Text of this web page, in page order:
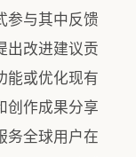
参与其中反馈
出改进建议贡
能或优化现有
创作成果分享
务全球用户在